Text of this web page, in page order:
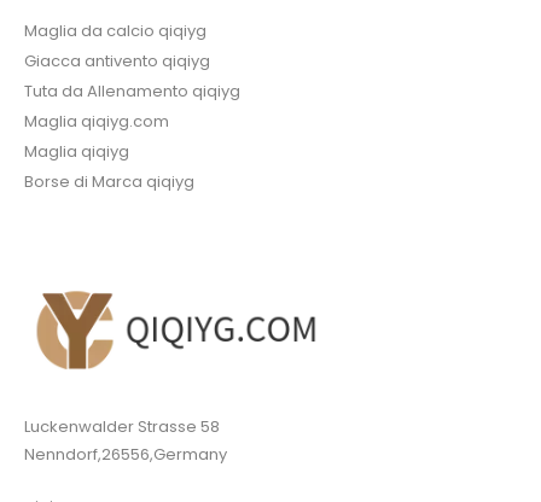
Maglia da calcio qiqiyg
Giacca antivento qiqiyg
Tuta da Allenamento qiqiyg
Maglia qiqiyg.com
Maglia qiqiyg
Borse di Marca qiqiyg
Luckenwalder Strasse 58
Nenndorf,26556,Germany